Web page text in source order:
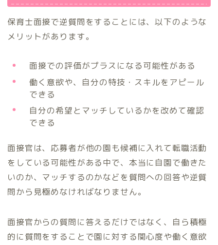
保育士面接で逆質問をすることには、以下のような
メリットがあります。
面接での評価がプラスになる可能性がある
働く意欲や、自分の特技・スキルをアピール
できる
自分の希望とマッチしているかを改めて確認
できる
面接官は、応募者が他の園も候補に入れて転職活動
をしている可能性がある中で、本当に自園で働きた
いのか、マッチするのかなどを質問への回答や逆質
問から見極めなければなりません。
面接官からの質問に答えるだけではなく、自ら積極
的に質問をすることで園に対する関心度や働く意欲